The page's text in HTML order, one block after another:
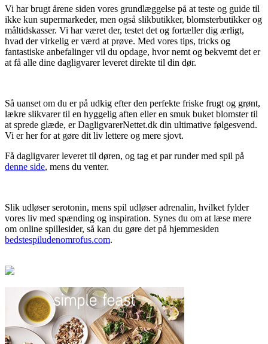
Vi har brugt årene siden vores grundlæggelse på at teste og guide til
ikke kun supermarkeder, men også slikbutikker, blomsterbutikker og
måltidskasser. Vi har været der, testet det og fortæller dig ærligt,
hvad der virkelig er værd at prøve. Med vores tips, tricks og
fantastiske anbefalinger vil du opdage, hvor nemt og bekvemt det er
at få alle dine dagligvarer leveret direkte til din dør.
Så uanset om du er på udkig efter den perfekte friske frugt og grønt,
lækre slikvarer til en hyggelig aften eller en smuk buket blomster til
at sprede glæde, er DagligvarerNettet.dk din ultimative følgesvend.
Vi er her for at gøre dit liv lettere og mere sjovt.
Få dagligvarer leveret til døren, og tag et par runder med spil på
denne side, mens du venter.
Slik udløser serotonin, mens spil udløser adrenalin, hvilket fylder
vores liv med spænding og inspiration. Synes du om at læse mere
om online spillesider, så kan du gøre det på hjemmesiden
bedstespiludenomrofus.com.